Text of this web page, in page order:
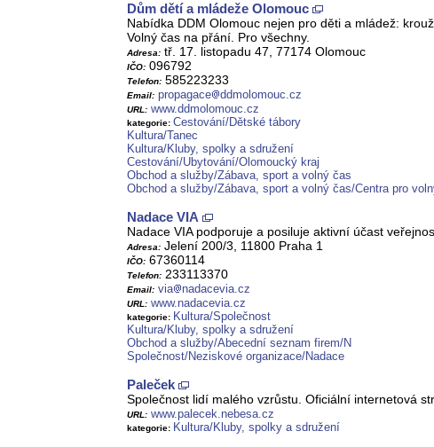
Dům dětí a mládeže Olomouc
Nabídka DDM Olomouc nejen pro děti a mládež:
Volný čas na přání. Pro všechny.
Adresa: tř. 17. listopadu 47, 77174 Olomouc
IČO: 096792
Telefon: 585223233
Email: propagace ddmolomouc.cz
URL: www.ddmolomouc.cz
kategorie: Cestování/Dětské tábory
Kultura/Tanec
Kultura/Kluby, spolky a sdružení
Cestování/Ubytování/Olomoucký kraj
Obchod a služby/Zábava, sport a volný čas
Obchod a služby/Zábava, sport a volný čas/Centra pro
Nadace VIA
Nadace VIA podporuje a posiluje aktivní účast
Adresa: Jelení 200/3, 11800 Praha 1
IČO: 67360114
Telefon: 233113370
Email: via nadacevia.cz
URL: www.nadacevia.cz
kategorie: Kultura/Společnost
Kultura/Kluby, spolky a sdružení
Obchod a služby/Abecední seznam firem/N
Společnost/Neziskové organizace/Nadace
Paleček
Společnost lidí malého vzrůstu. Oficiální internetová
URL: www.palecek.nebesa.cz
kategorie: Kultura/Kluby, spolky a sdružení